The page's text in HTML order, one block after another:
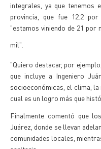
integrales, ya que tenemos
provincia, que fue 12.2
"estamos viniendo de 21 por
mil".
"Quiero destacar, por
que incluye a Ingeniero
socioeconómicas, el clima,
cual es un logro más que
Finalmente comentó que
Juárez, donde se llevan
comunidades locales,